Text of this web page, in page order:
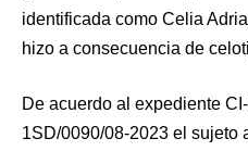
identificada como Celia
hizo a consecuencia de
De acuerdo al expediente
1SD/0090/08-2023 el sujeto